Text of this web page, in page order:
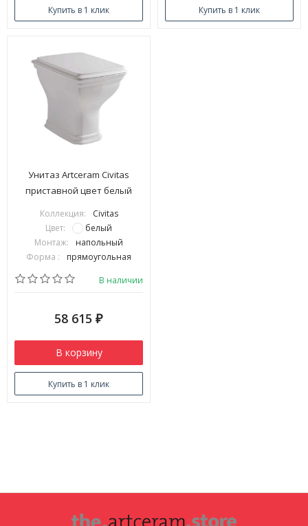
Купить в 1 клик Купить в 1 клик
Унитаз Artceram Civitas
приставной цвет белый
Коллекция:
Civitas
Цвет:
белый
Монтаж:
напольный
Форма :
прямоугольная
В наличии
58 615 ₽
В корзину
Купить в 1 клик